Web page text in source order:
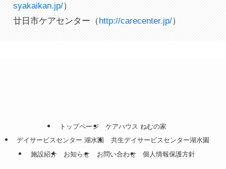
syakaikan.jp/）
廿日市ケアセンター（http://carecenter.jp/）
トップページ
ケアハウス ねむの家
デイサービスセンター 湖水園
共生デイサービスセンター湖水園
施設紹介
お知らせ お問い合わせ 個人情報保護方針